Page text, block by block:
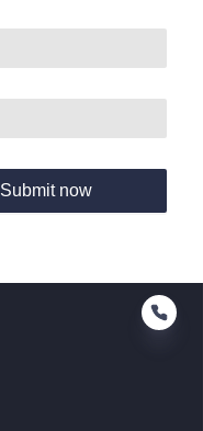
Submit now